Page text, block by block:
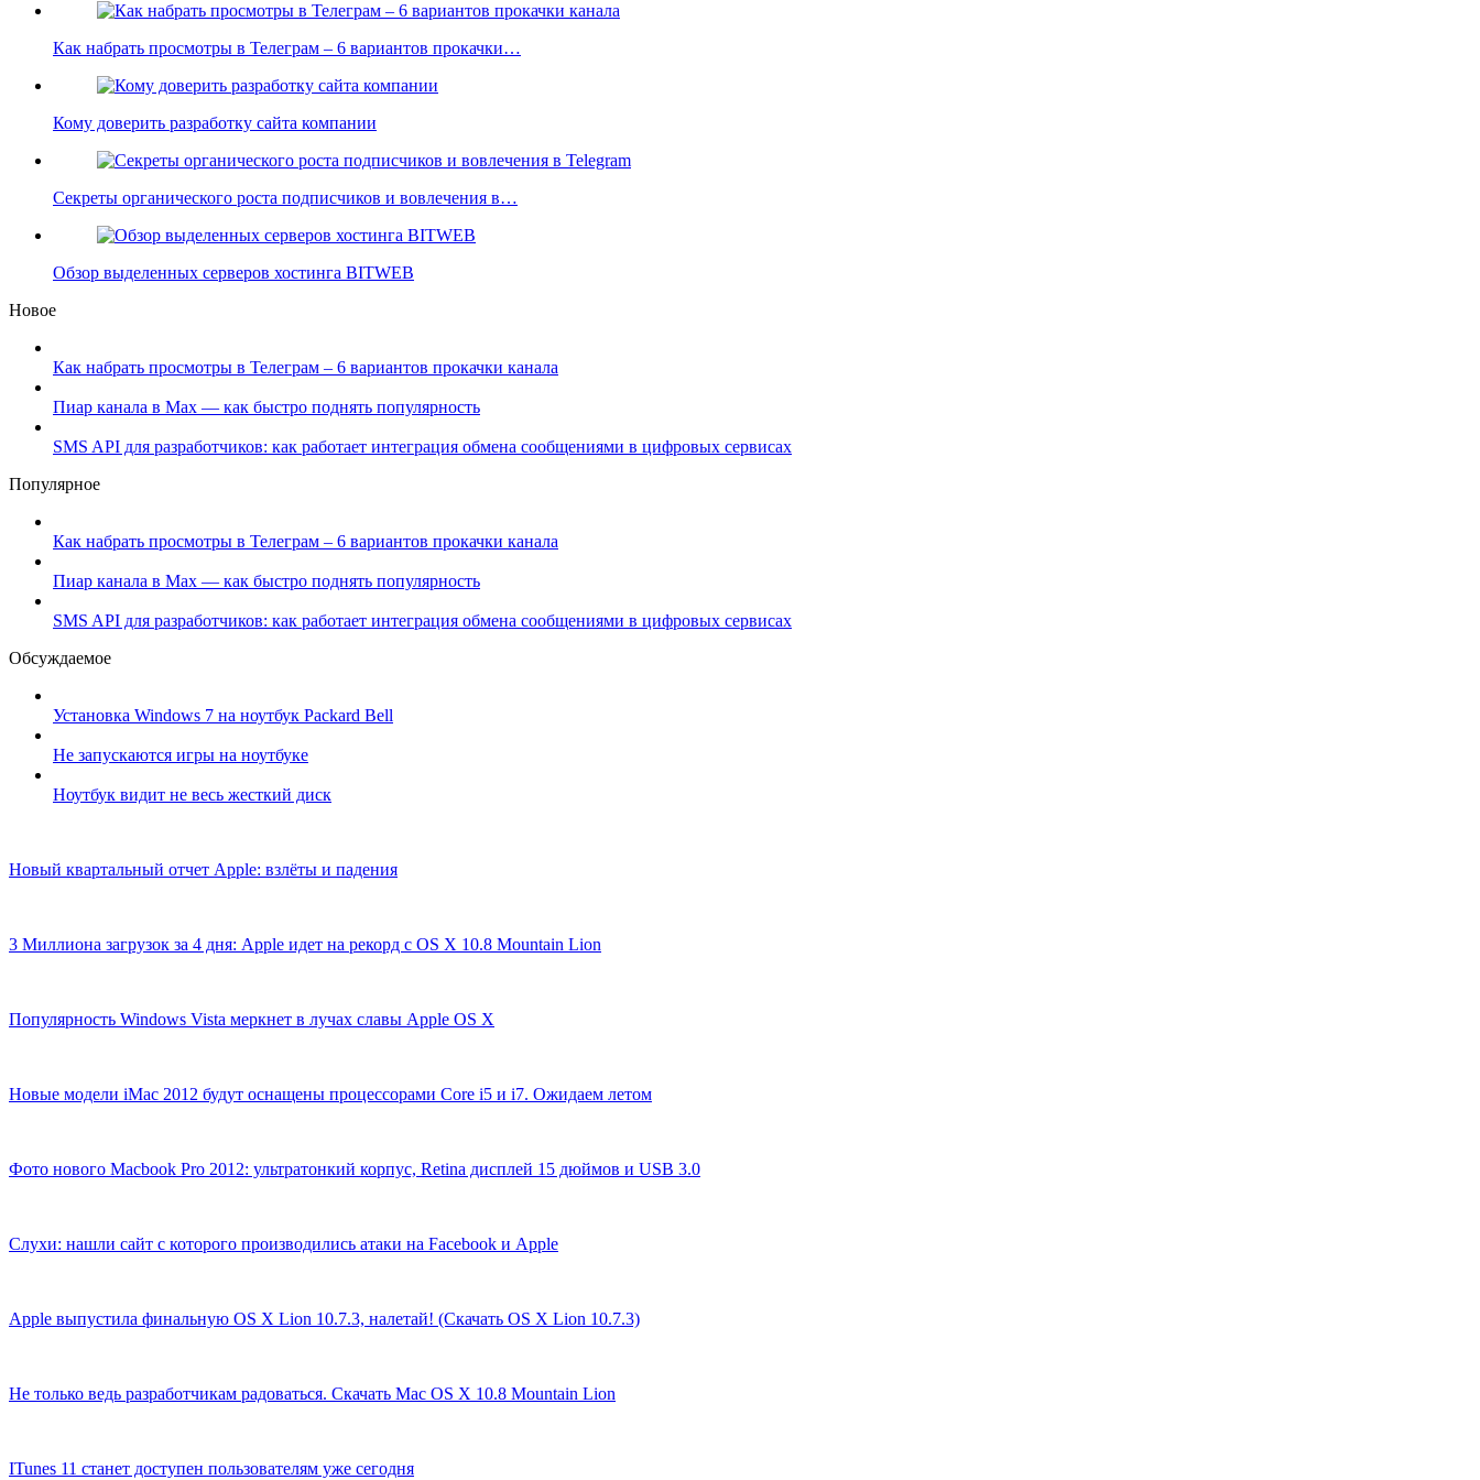
Как набрать просмотры в Телеграм – 6 вариантов прокачки…
Кому доверить разработку сайта компании
Секреты органического роста подписчиков и вовлечения в…
Обзор выделенных серверов хостинга BITWEB
Новое
Как набрать просмотры в Телеграм – 6 вариантов прокачки канала
Пиар канала в Max — как быстро поднять популярность
SMS API для разработчиков: как работает интеграция обмена сообщениями в цифровых сервисах
Популярное
Как набрать просмотры в Телеграм – 6 вариантов прокачки канала
Пиар канала в Max — как быстро поднять популярность
SMS API для разработчиков: как работает интеграция обмена сообщениями в цифровых сервисах
Обсуждаемое
Установка Windows 7 на ноутбук Packard Bell
Не запускаются игры на ноутбуке
Ноутбук видит не весь жесткий диск
Новый квартальный отчет Apple: взлёты и падения
3 Миллиона загрузок за 4 дня: Apple идет на рекорд с OS X 10.8 Mountain Lion
Популярность Windows Vista меркнет в лучах славы Apple OS X
Новые модели iMac 2012 будут оснащены процессорами Core i5 и i7. Ожидаем летом
Фото нового Macbook Pro 2012: ультратонкий корпус, Retina дисплей 15 дюймов и USB 3.0
Слухи: нашли сайт с которого производились атаки на Facebook и Apple
Apple выпустила финальную OS X Lion 10.7.3, налетай! (Скачать OS X Lion 10.7.3)
Не только ведь разработчикам радоваться. Скачать Mac OS X 10.8 Mountain Lion
ITunes 11 станет доступен пользователям уже сегодня